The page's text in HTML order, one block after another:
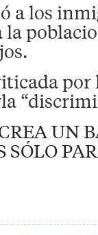
a los
la
por
UN
SÓLO